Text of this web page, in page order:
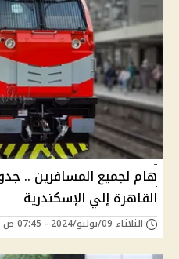
هام لجميع المسافرين ..
القاهرة إلي الإسكندرية
الثلاثاء 09/يوليو/2024 - 07:45 ص